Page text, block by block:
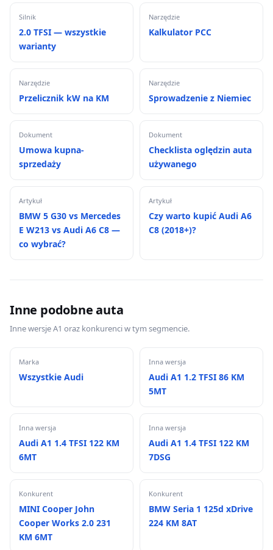
Silnik
2.0 TFSI — wszystkie
warianty
Narzędzie
Kalkulator PCC
Narzędzie
Przelicznik kW na KM
Narzędzie
Sprowadzenie z Niemiec
Dokument
Umowa kupna-
sprzedaży
Dokument
Checklista oględzin auta
używanego
Artykuł
BMW 5 G30 vs Mercedes
E W213 vs Audi A6 C8 —
co wybrać?
Artykuł
Czy warto kupić Audi A6
C8 (2018+)?
Inne podobne auta
Inne wersje A1 oraz konkurenci w tym segmencie.
Marka
Wszystkie Audi
Inna wersja
Audi A1 1.2 TFSI 86 KM
5MT
Inna wersja
Audi A1 1.4 TFSI 122 KM
6MT
Inna wersja
Audi A1 1.4 TFSI 122 KM
7DSG
Konkurent
MINI Cooper John
Cooper Works 2.0 231
KM 6MT
Konkurent
BMW Seria 1 125d xDrive
224 KM 8AT